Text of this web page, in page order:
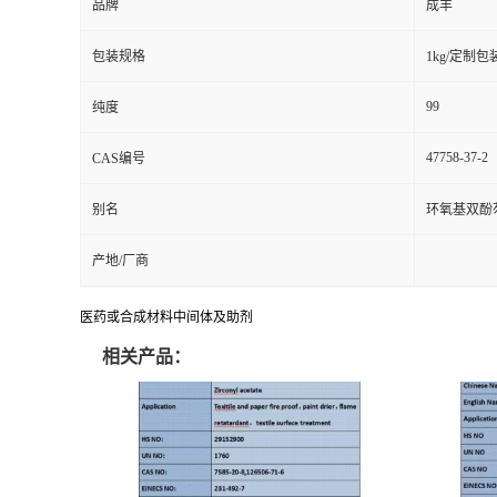
品牌 成丰
包装规格 1kg/定制包
纯度 99
CAS编号 47758-37-2
别名 环氧基双酚
产地/厂商
医药或合成材料中间体及助剂
相关产品：